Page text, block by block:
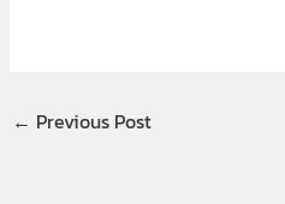
← Previous Post